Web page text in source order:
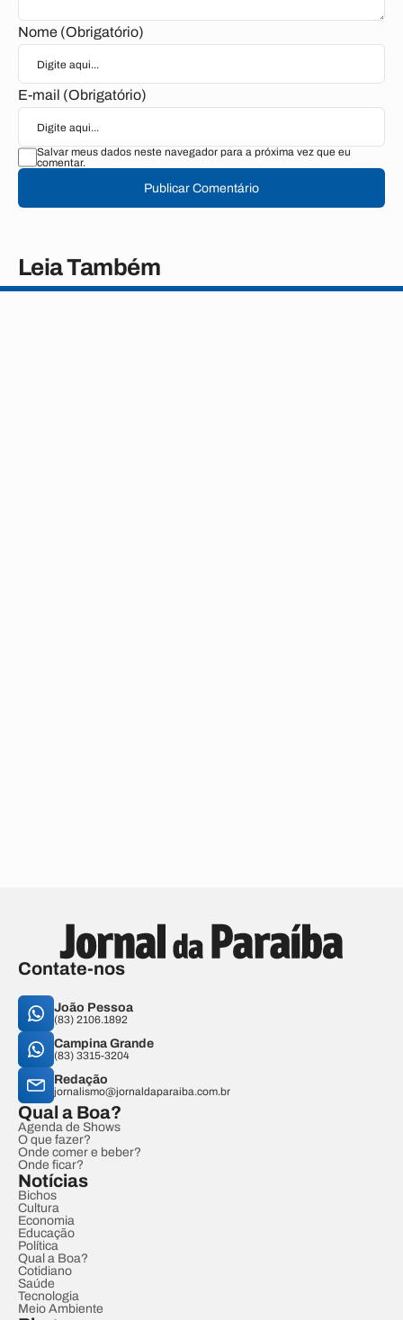
Nome (Obrigatório)
E-mail (Obrigatório)
Salvar meus dados neste navegador para a próxima vez que eu
comentar.
Publicar Comentário
Leia Também
Contate-nos
João Pessoa
(83) 2106.1892
Campina Grande
(83) 3315-3204
Redação
jornalismo@jornaldaparaiba.com.br
Qual a Boa?
Agenda de Shows
O que fazer?
Onde comer e beber?
Onde ficar?
Notícias
Bichos
Cultura
Economia
Educação
Política
Qual a Boa?
Cotidiano
Saúde
Tecnologia
Meio Ambiente